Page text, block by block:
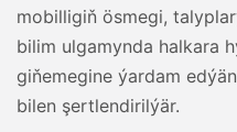
mobilligiň ösmegi,
bilim ulgamynda halkara
giňemegine ýardam
bilen şertlendirilýär.